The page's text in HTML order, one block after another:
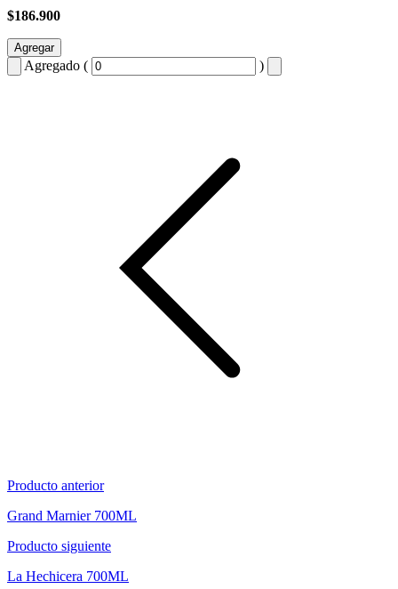
$186.900
Agregar
Agregado ( )
Producto anterior
Grand Marnier 700ML
Producto siguiente
La Hechicera 700ML